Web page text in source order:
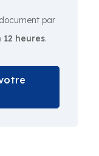
par
12 heures.